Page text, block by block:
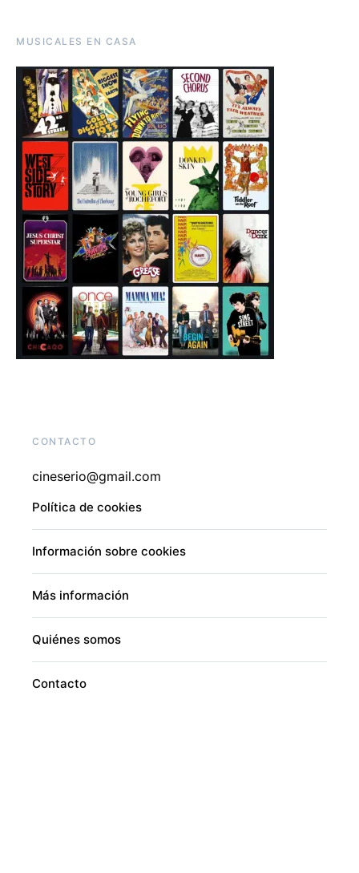
MUSICALES EN CASA
CONTACTO
cineserio@gmail.com
Política de cookies
Información sobre cookies
Más información
Quiénes somos
Contacto